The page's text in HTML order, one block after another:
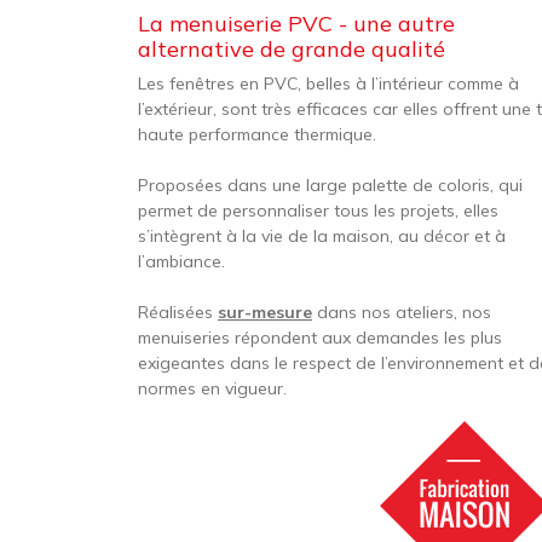
La menuiserie PVC - une autre
alternative de grande qualité
Les fenêtres en PVC, belles à l’intérieur comme à
l’extérieur, sont très efficaces car elles offrent une
haute performance thermique.
Proposées dans une large palette de coloris, qui
permet de personnaliser tous les projets, elles
s’intègrent à la vie de la maison, au décor et à
l’ambiance.
Réalisées sur-mesure dans nos ateliers, nos
menuiseries répondent aux demandes les plus
exigeantes dans le respect de l’environnement et
normes en vigueur.